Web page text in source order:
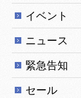
イベント
ニュース
緊急告知
セール